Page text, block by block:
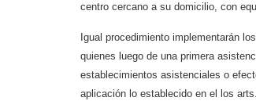
centro cercano a su domicilio, con
Igual procedimiento implementarán
quienes luego de una primera
establecimientos asistenciales o
aplicación lo establecido en el los